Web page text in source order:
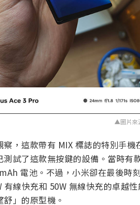
▲圖片來
察，這款帶有 MIX 標誌的特別手
測試了這款無按鍵的設備。當時有
電池。不過，小米卻在最後時
有線快充和 50W 無線快充的卓越
舒」的原型機。